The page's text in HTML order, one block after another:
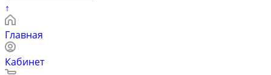
↑
Главная
Кабинет